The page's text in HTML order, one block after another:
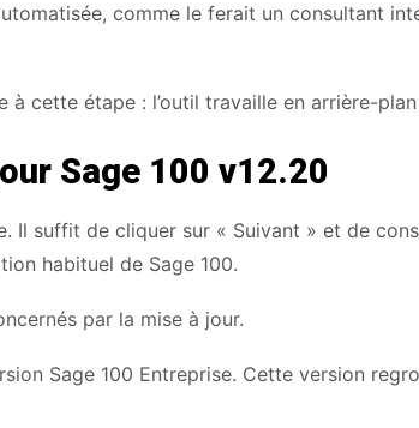
comme le ferait un consultant
à cette étape : l’outil travaille en arrière-
Sage 100 v12.20
Il suffit de cliquer sur « Suivant » et de
habituel de Sage 100.
par la mise à jour.
Sage 100 Entreprise. Cette version